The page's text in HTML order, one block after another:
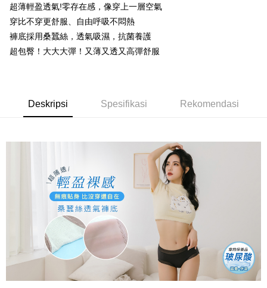
pada halaman pengesahan transaksi seterusnya.
Jika transaksi tidak disahkan dalam masa 30 minit selepas pesanan
dibuat, atau jika permohonan gagal dalam proses semakan, pesanan
akan dibatalkan secara automatik. Jika permohonan gagal pada
Selepas mengakses bil melalui pautan dalam SMS, anda boleh
menyelesaikan pembayaran anda melalui salah satu saluran berikut: kod
bar kedai serbaneka, kedai runcit Taiwan Mobile, pemindahan bank,
JKOPay, atau iPASS MONEY.
[Nota Penting]
Perkhidmatan ini disediakan oleh Taiwan Mobile Co., Ltd. (“Syarikat”),
yang membolehkan pelanggan membeli barangan atau perkhidmatan
melalui perkhidmatan ini pada masa transaksi. Hasil daripada pembelian
atau pembayaran ansuran akan dipindahkan oleh peniaga kepada
Syarikat, dan pelanggan hendaklah membuat pembayaran mengikut
perjanjian menggunakan sistem bil Syarikat.
dalam talian dengan SMS pembayaran atau pemberitahuan tolak aplikasi
AFTEE.
Sila ambil perhatian bahawa tempoh pembayaran adalah 14 hari. Walau
bagaimanapun, bagi mereka yang telah memuat turun Aplikasi AFTEE
ditambah dengan bilangan hari yang boleh dilanjutkan oleh AFTEE. Anda
boleh melanjutkan tempoh pembayaran anda sebelum anda menerima
prapesanan atau produk yang mungkin mengambil masa yang lebih
lama untuk dihantar). Oleh itu, anda dikehendaki membuat pembayaran
kepada AFTEE dalam tempoh sama ada anda menerima pesanan.
Kedua, Sekatan Pembayaran
1. Jumlah yang diperakui untuk pengguna kali pertama boleh sehingga
NT$10,000. Amaun diperakui sebenar yang diluluskan akan berdasarkan
keputusan pensijilan dan semakan oleh AFTEE.
2. Amaun perbelanjaan minimum mestilah lebih besar daripada NT$20.
3. Pada masa ini hanya tersedia untuk ahli Taiwan.
Ketiga, Syarat Perkhidmatan
Perkhidmatan AFTEE Beli Sekarang Bayar Kemudian disediakan oleh NP
全家取貨付款
NT$80/pesanan | Penghantaran percuma untuk pesanan
NT$499 atau lebih
萊爾富取貨付款
NT$799 atau lebih
付款後萊爾富取貨
NT$80/pesanan | Penghantaran percuma untuk pesanan
NT$799 atau lebih
7-11取貨付款
NT$80/pesanan | Penghantaran percuma untuk pesanan
NT$799 atau lebih
超薄輕盈透氣!零存在感，像穿上一層空氣
穿比不穿更舒服、自由呼吸不悶熱
褲底採用桑蠶絲，透氣吸濕，抗菌養護
超包臀！大大大彈！又薄又透又高彈舒服
Deskripsi Spesifikasi Rekomendasi